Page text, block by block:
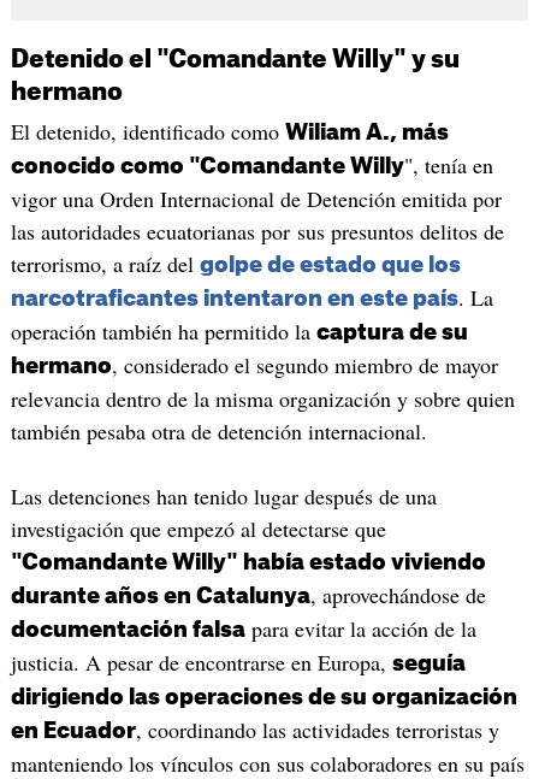
Detenido el "Comandante Willy" y su
hermano
El detenido, identificado como Wiliam A., más
conocido como "Comandante Willy", tenía en
vigor una Orden Internacional de Detención emitida por
las autoridades ecuatorianas por sus presuntos delitos de
terrorismo, a raíz del golpe de estado que los
narcotraficantes intentaron en este país. La
operación también ha permitido la captura de su
hermano, considerado el segundo miembro de mayor
relevancia dentro de la misma organización y sobre quien
también pesaba otra de detención internacional.
Las detenciones han tenido lugar después de una
investigación que empezó al detectarse que
"Comandante Willy" había estado viviendo
durante años en Catalunya, aprovechándose de
documentación falsapara evitar la acción de la
justicia. A pesar de encontrarse en Europa, seguía
dirigiendo las operaciones de su organización
en Ecuador, coordinando las actividades terroristas y
manteniendo los vínculos con sus colaboradores en su país